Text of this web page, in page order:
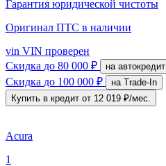
Гарантия юридической чистоты
Оригинал ПТС в наличии
vin VIN проверен
Скидка до 80 000 ₽ на автокредит
Скидка до 100 000 ₽
на Trade-In
Купить в кредит от 12 019 ₽/мес.
Acura
1